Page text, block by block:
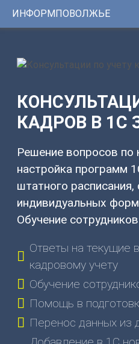
ИНФОРМПОВОЛЖЬЕ
номер
сертификата:
ЦКБ
37331-
24.01.2014г.
Youtube-
канал
Telegram-
канал
КОНТАКТЫ
(831)
274-
Услуги
Сервисы
Уникальные
ИНФОРМПОВОЛЖЬЕ
КАДРОВ В 1С
Решение вопросов по
настройка программ
штатного расписания,
индивидуальных
Обучение
Ответы на текущие
кадровому учету
Обучение
Помощь в
Перенос данных из